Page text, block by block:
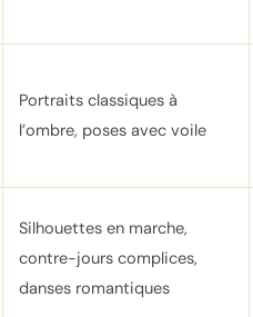
Portraits classiques à
l’ombre, poses avec voile
Silhouettes en marche,
contre-jours complices,
danses romantiques